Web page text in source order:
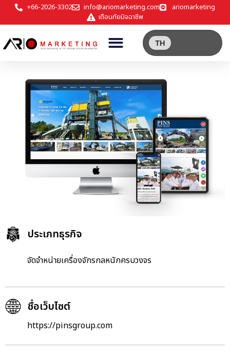
+66-2026-3302 info@ariomarketing.com
ariomarketing
เตือนภัยมิจฉาชีพ
TH
ประเภทธุรกิจ
จัดจำหน่ายเครื่องจักรกลหนักครบวงจร
ชื่อเว็บไซต์
https://pinsgroup.com